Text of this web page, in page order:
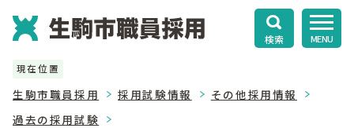
検索 MENU
現在位置
生駒市職員採用 採用試験情報
その他採用情報
過去の採用試験